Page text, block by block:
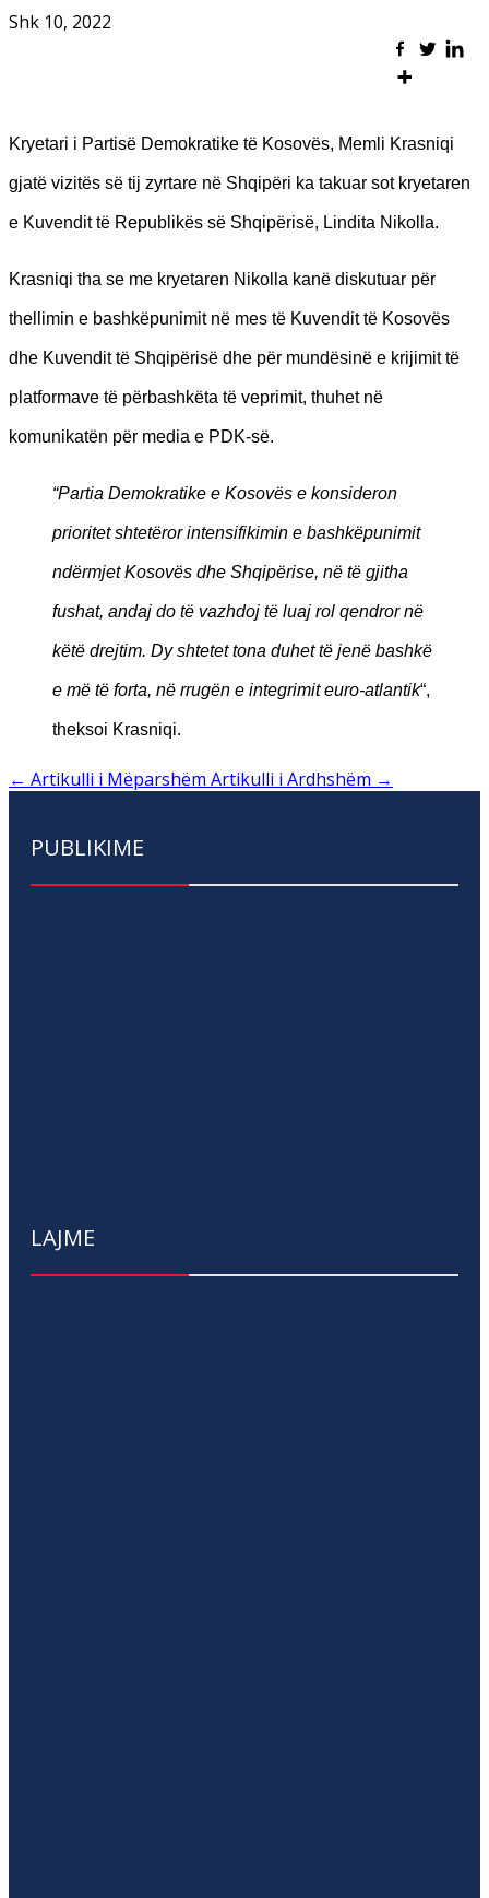
Shk 10, 2022
Kryetari i Partisë Demokratike të Kosovës, Memli Krasniqi
gjatë vizitës së tij zyrtare në Shqipëri ka takuar sot kryetaren
e Kuvendit të Republikës së Shqipërisë, Lindita Nikolla.
Krasniqi tha se me kryetaren Nikolla kanë diskutuar për
thellimin e bashkëpunimit në mes të Kuvendit të Kosovës
dhe Kuvendit të Shqipërisë dhe për mundësinë e krijimit të
platformave të përbashkëta të veprimit, thuhet në
komunikatën për media e PDK-së.
“Partia Demokratike e Kosovës e konsideron
prioritet shtetëror intensifikimin e bashkëpunimit
ndërmjet Kosovës dhe Shqipërise, në të gjitha
fushat, andaj do të vazhdoj të luaj rol qendror në
këtë drejtim. Dy shtetet tona duhet të jenë bashkë
e më të forta, në rrugën e integrimit euro-atlantik“,
theksoi Krasniqi.
← Artikulli i Mëparshëm Artikulli i Ardhshëm →
PUBLIKIME
LAJME